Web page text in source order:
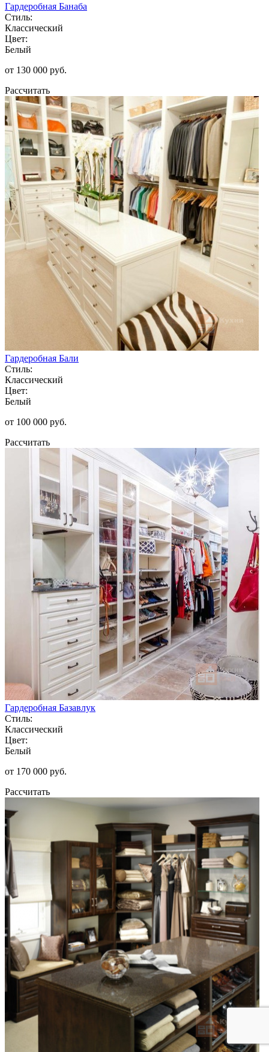
Гардеробная Банаба
Стиль:
Классический
Цвет:
Белый
от 130 000 руб.
Рассчитать
Гардеробная Бали
Стиль:
Классический
Цвет:
Белый
от 100 000 руб.
Рассчитать
Гардеробная Базавлук
Стиль:
Классический
Цвет:
Белый
от 170 000 руб.
Рассчитать